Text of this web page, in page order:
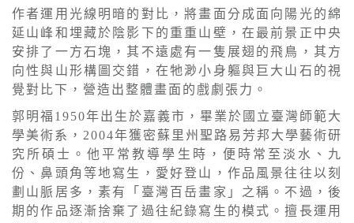
作者運用光線明暗的對比，將畫面分成面向陽光的綿
延山峰和埋藏於陰影下的重重山壁，在最前景正中央
安排了一方石塊，其不遠處有一隻展翅的飛鳥，其方
向性與山形構圖交錯，在牠渺小身軀與巨大山石的視
覺對比下，營造出整體畫面的戲劇張力。
郭明福1950年出生於嘉義市，畢業於國立臺灣師範大
學美術系，2004年獲密蘇里州聖路易芳邦大學藝術研
究所碩士。他平常教導學生時，便時常至淡水、九
份、鼻頭角等地寫生，愛好登山，作品風景往往以刻
劃山脈居多，素有「臺灣百岳畫家」之稱。不過，後
期的作品逐漸捨棄了過往紀錄寫生的模式。擅長運用